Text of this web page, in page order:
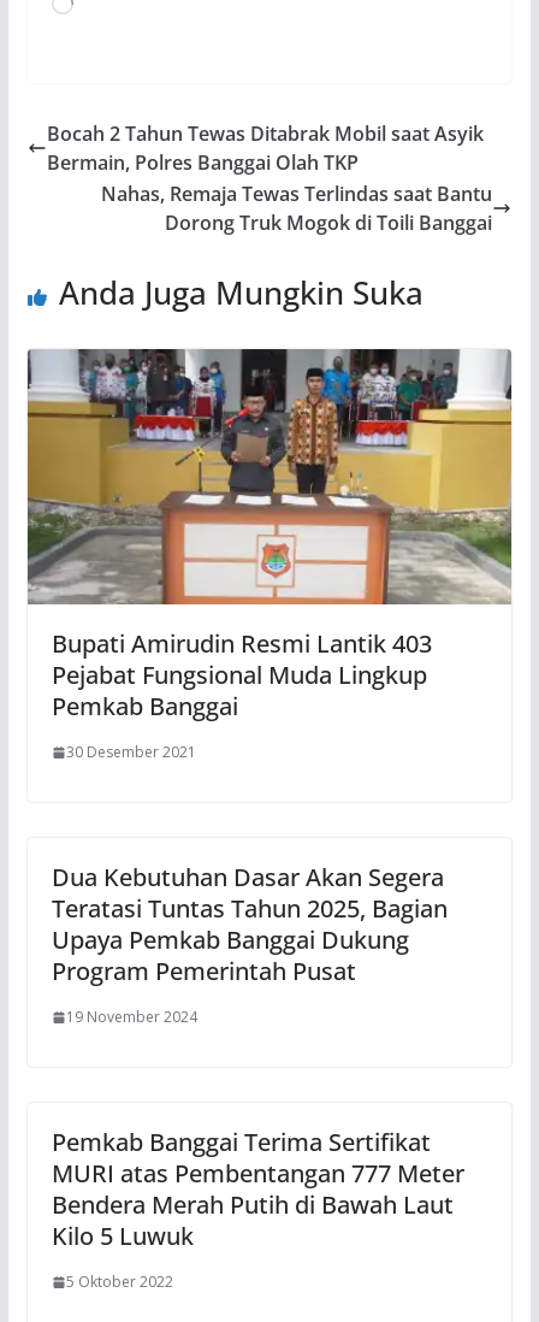
Bocah 2 Tahun Tewas Ditabrak Mobil saat Asyik
Bermain, Polres Banggai Olah TKP
Nahas, Remaja Tewas Terlindas saat Bantu
Dorong Truk Mogok di Toili Banggai
Anda Juga Mungkin Suka
Bupati Amirudin Resmi Lantik 403
Pejabat Fungsional Muda Lingkup
Pemkab Banggai
30 Desember 2021
Dua Kebutuhan Dasar Akan Segera
Teratasi Tuntas Tahun 2025, Bagian
Upaya Pemkab Banggai Dukung
Program Pemerintah Pusat
19 November 2024
Pemkab Banggai Terima Sertifikat
MURI atas Pembentangan 777 Meter
Bendera Merah Putih di Bawah Laut
Kilo 5 Luwuk
5 Oktober 2022